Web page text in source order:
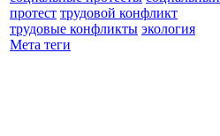
протест трудовой конфликт
трудовые конфликты экология
Мета теги